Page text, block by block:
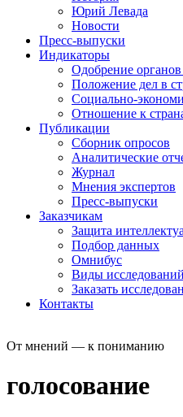
Юрий Левада
Новости
Пресс-выпуски
Индикаторы
Одобрение органов
Положение дел в
Социально-
Отношение к
Публикации
Сборник опросов
Аналитические
Журнал
Мнения экспертов
Пресс-выпуски
Заказчикам
Защита
Подбор данных
Омнибус
Виды исследований
Заказать
Контакты
От мнений — к пониманию
голосование